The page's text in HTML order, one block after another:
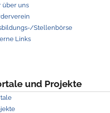
über uns
Stellenbörse
Links
und Projekte